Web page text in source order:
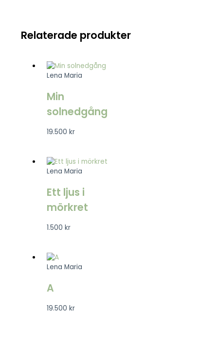
Relaterade produkter
Lena Maria
Min
solnedgång
19.500kr
Lena Maria
Ett ljus i
mörkret
1.500kr
Lena Maria
A
19.500kr